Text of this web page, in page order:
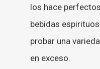
los hace
bebidas
probar una
en exceso.